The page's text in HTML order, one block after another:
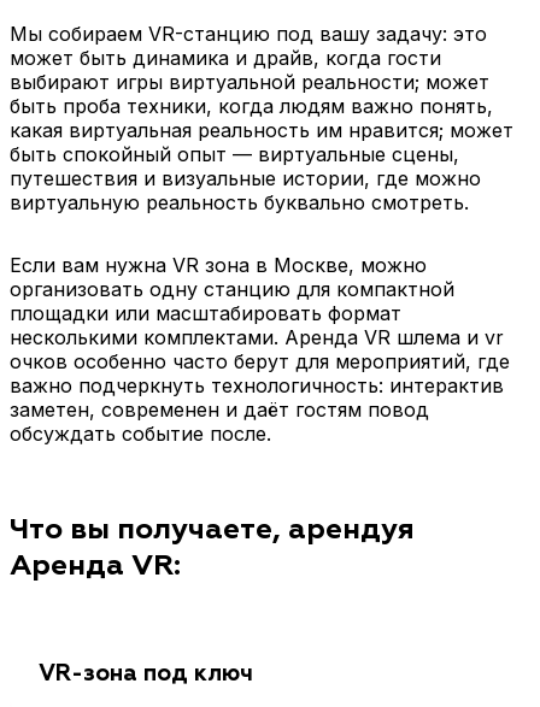
и получить сильные
ощущения.
впечатление внутри
мира.
Турнирный режим
Оператор ведёт мини-
соревнование: таблица
результатов, быстрые
раунды, финал. Удобно,
VR-зона работала как
активность на весь
вечер.
Несколько станций
одновременно
Вариант для больших
событий: увеличиваем
пропускную
уменьшаем ожидание.
Это особенно
актуально, если вы
планируете VR зоны
москва с активным
трафиком.
Мы собираем VR-станцию под вашу задачу: это
может быть динамика и драйв, когда гости
выбирают игры виртуальной реальности; может
быть проба техники, когда людям важно понять,
какая виртуальная реальность им нравится; может
быть спокойный опыт — виртуальные сцены,
путешествия и визуальные истории, где можно
виртуальную реальность буквально смотреть.
Если вам нужна VR зона в Москве, можно
организовать одну станцию для компактной
площадки или масштабировать формат
несколькими комплектами. Аренда VR шлема и vr
очков особенно часто берут для мероприятий, где
важно подчеркнуть технологичность: интерактив
заметен, современен и даёт гостям повод
обсуждать событие после.
Что вы получаете, арендуя
Аренда VR:
VR-зона под ключ